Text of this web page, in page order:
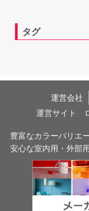
タグ
運営会社
運営サイト　
豊富なカラーバリエ
安心な室内用・外部